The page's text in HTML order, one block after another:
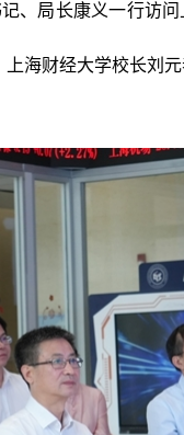
、局长康义一行访
海财经大学校长刘